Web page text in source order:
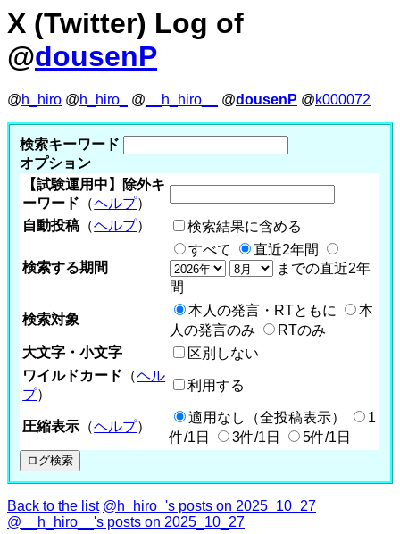
X (Twitter) Log of
@dousenP
@h_hiro @h_hiro_ @ __h_hiro__ @dousenP @k000072
検索キーワード
オプション
【試験運用中】除外キ
ーワード （ヘルプ）
自動投稿 （ヘルプ） 検索結果に含める
検索する期間
すべて
直近2年間
までの直近2年
間
検索対象
本人の発言・RTともに
本
人の発言のみ
RTのみ
大文字・小文字
区別しない
ワイルドカード （ヘル
プ）
利用する
圧縮表示 （ヘルプ）
適用なし（全投稿表示）
1
件/1日
3件/1日 5件/1日
Back to the list @h_hiro_'s posts on 2025_10_27
@__h_hiro__'s posts on 2025_10_27